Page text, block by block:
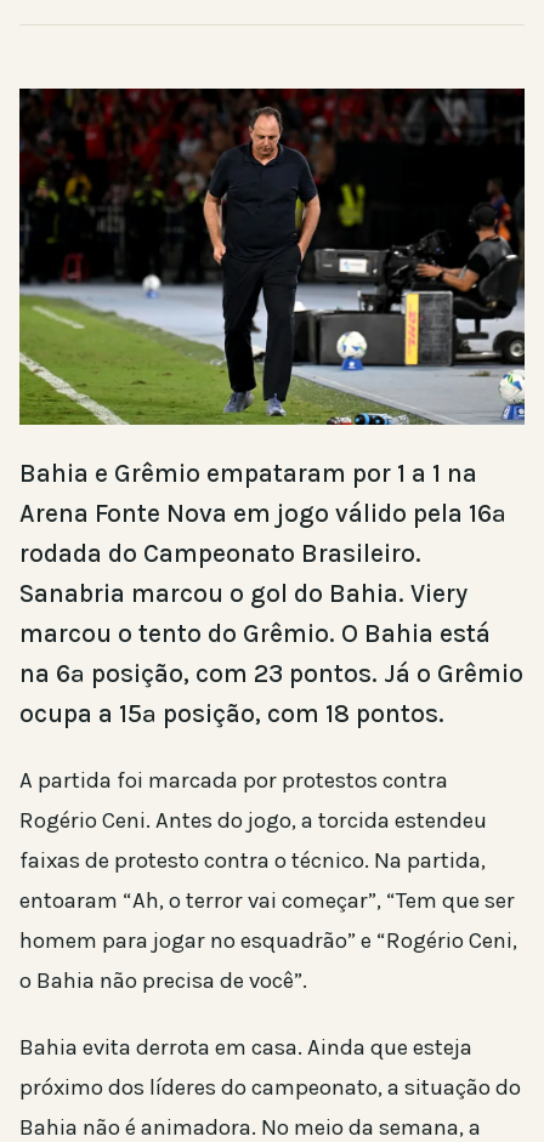
Bahia e Grêmio empataram por 1 a 1 na
Arena Fonte Nova em jogo válido pela 16ª
rodada do Campeonato Brasileiro.
Sanabria marcou o gol do Bahia. Viery
marcou o tento do Grêmio. O Bahia está
na 6ª posição, com 23 pontos. Já o Grêmio
ocupa a 15ª posição, com 18 pontos.
A partida foi marcada por protestos contra
Rogério Ceni. Antes do jogo, a torcida estendeu
faixas de protesto contra o técnico. Na partida,
entoaram “Ah, o terror vai começar”, “Tem que ser
homem para jogar no esquadrão” e “Rogério Ceni,
o Bahia não precisa de você”.
Bahia evita derrota em casa. Ainda que esteja
próximo dos líderes do campeonato, a situação do
Bahia não é animadora. No meio da semana, a